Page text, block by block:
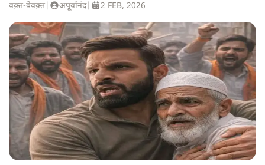
वक़्त-बेवक़्त अपूर्वानंद| 2 FEB, 2026